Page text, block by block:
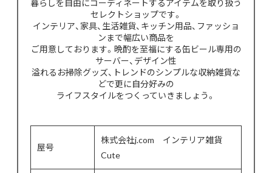
セレクトショップです。
インテリア、家具、生活雑貨、キッチン用品、ファッショ
ンまで幅広い商品を
ご用意しております。晩酌を至福にする缶ビール専用の
サーバー、デザイン性
溢れるお掃除グッズ、トレンドのシンプルな収納雑貨な
どで更に自分好みの
ライフスタイルをつくっていきましょう。
屋号
株式会社j.com インテリア雑貨
Cute